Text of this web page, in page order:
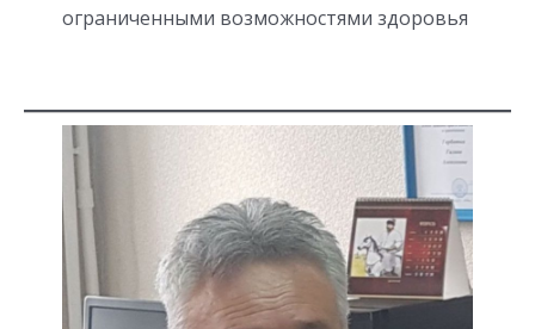
ограниченными возможностями здоровья